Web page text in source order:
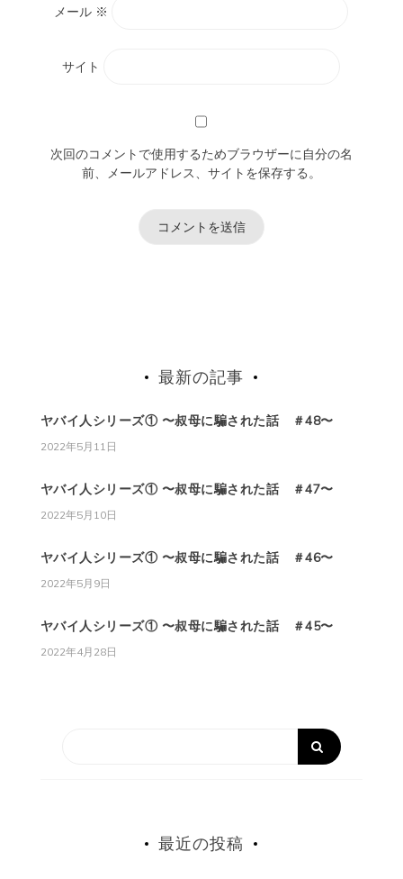
メール ※
サイト
次回のコメントで使用するためブラウザーに自分の名
前、メールアドレス、サイトを保存する。
最新の記事
ヤバイ人シリーズ① 〜叔母に騙された話 ＃48〜
2022年5月11日
ヤバイ人シリーズ① 〜叔母に騙された話 ＃47〜
2022年5月10日
ヤバイ人シリーズ① 〜叔母に騙された話 ＃46〜
2022年5月9日
ヤバイ人シリーズ① 〜叔母に騙された話 ＃45〜
2022年4月28日
最近の投稿